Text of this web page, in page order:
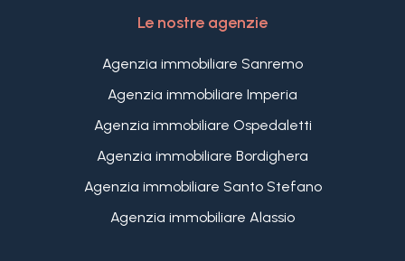
Le nostre agenzie
Agenzia immobiliare Sanremo
Agenzia immobiliare Imperia
Agenzia immobiliare Ospedaletti
Agenzia immobiliare Bordighera
Agenzia immobiliare Santo Stefano
Agenzia immobiliare Alassio